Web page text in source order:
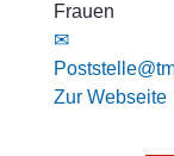
Frauen
✉
Zur Webseite